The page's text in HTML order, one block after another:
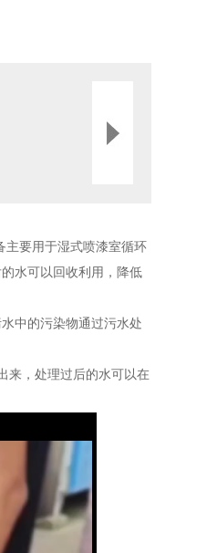
主要用于湿式喷漆室循环
水可以回收利用，降低
中的污染物通过污水处
来，处理过后的水可以在